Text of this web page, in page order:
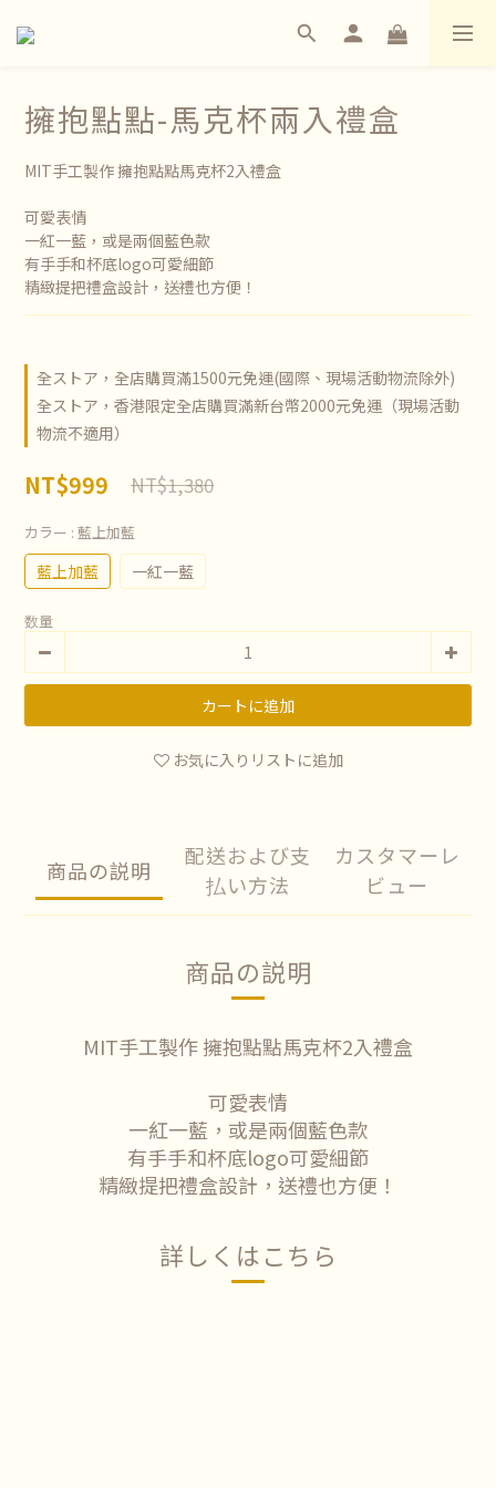
擁抱點點-馬克杯兩入禮盒
MIT手工製作 擁抱點點馬克杯2入禮盒
可愛表情
一紅一藍，或是兩個藍色款
有手手和杯底logo可愛細節
精緻提把禮盒設計，送禮也方便！
全ストア，全店購買滿1500元免運(國際、現場活動物流除外)
全ストア，香港限定全店購買滿新台幣2000元免運（現場活動
物流不適用）
NT$999 NT$1,380
カラー : 藍上加藍
藍上加藍 一紅一藍
数量
カートに追加
お気に入りリストに追加
商品の説明
配送および支
払い方法
カスタマーレ
ビュー
商品の説明
MIT手工製作 擁抱點點馬克杯2入禮盒
可愛表情
一紅一藍，或是兩個藍色款
有手手和杯底logo可愛細節
精緻提把禮盒設計，送禮也方便！
詳しくはこちら